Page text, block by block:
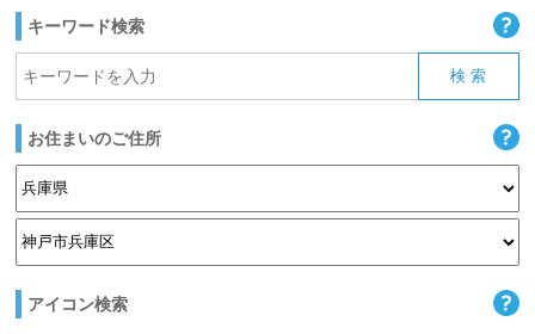
キーワード検索
お住まいのご住所
アイコン検索